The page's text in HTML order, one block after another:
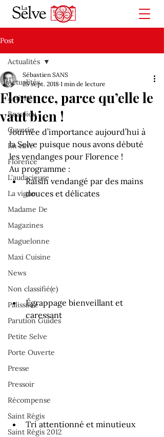
Post
Actualités
Activités
Beaulieu
Cuverie
En cave
Florence
L'audacieuse
La vigne
Madame De
Magazines
Maguelonne
Maxi Cuisine
News
Non classifié(e)
Palissaire
Parution Guides
Petite Selve
Porte Ouverte
Presse
Pressoir
Récompense
Saint Régis
Saint Régis 2012
Actualités
Florence, parce qu’elle le
vaut bien !
Sébastien SANS
25 sept. 2018 1 min de lecture
Journée d’importance aujourd’hui à
la Selve puisque nous avons débuté
les vendanges pour Florence !
Au programme :
Raisin vendangé par des mains
douces et délicates
Égrappage bienveillant et
caressant
Tri attentionné et minutieux